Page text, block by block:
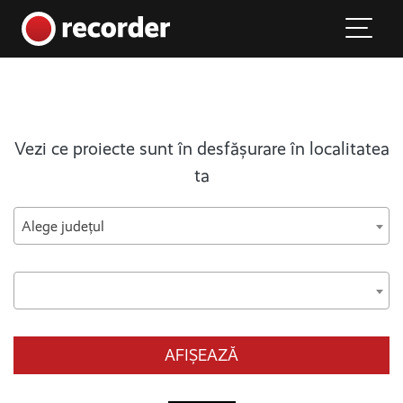
Main Navigation
Vezi ce proiecte sunt în desfășurare în localitatea
ta
Alege județul
AFIȘEAZĂ